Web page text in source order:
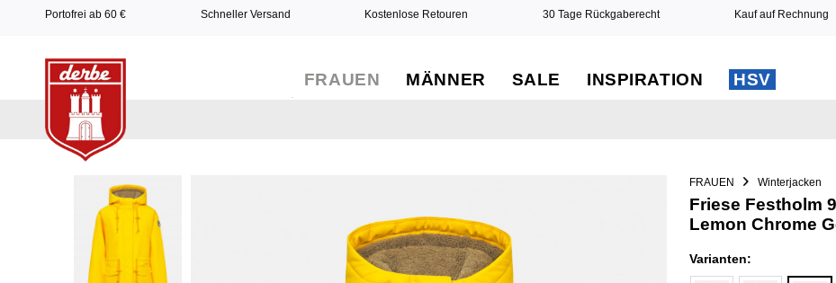
Portofrei ab 60 € Schneller Versand Kostenlose Retouren 30 Tage Rückgaberecht Kauf auf Rechnung
FRAUEN MÄNNER SALE INSPIRATION HSV
FRAUEN Winterjacken
Friese Festholm
Lemon Chrome
Varianten: